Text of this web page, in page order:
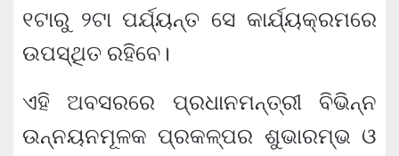
୧ଟାରୁ ୨ଟା ପର୍ଯ୍ୟନ୍ତ ସେ କାର୍ଯ୍ୟକ୍ରମରେ
ଉପସ୍ଥିତ ରହିବେ।
ଏହି ଅବସରରେ ପ୍ରଧାନମନ୍ତ୍ରୀ ବିଭିନ୍ନ
ଉନ୍ନୟନମୂଳକ ପ୍ରକଳ୍ପର ଶୁଭାରମ୍ଭ ଓ